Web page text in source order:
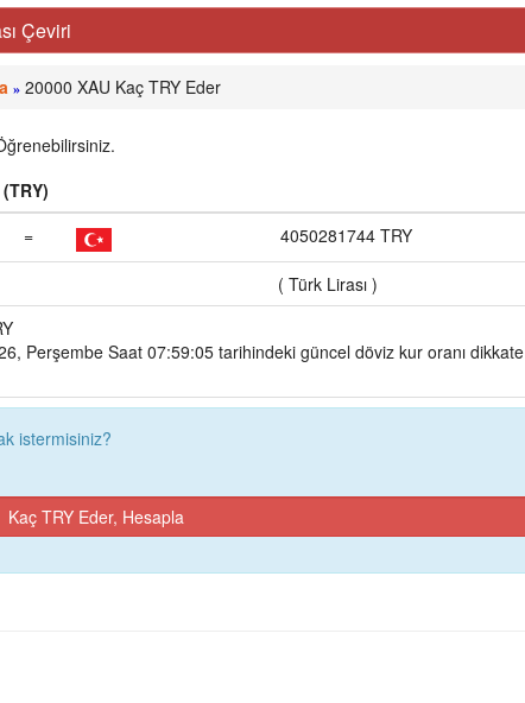
Çeviri
» 20000 XAU Kaç TRY Eder
= 4050281744 TRY
( Türk Lirası )
Perşembe Saat 07:59:05 tarihindeki güncel döviz kur oranı dikkate
istermisiniz?